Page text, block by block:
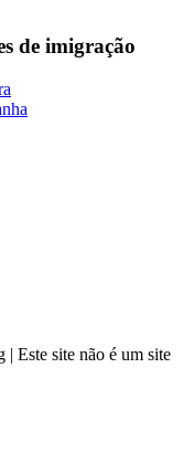
de imigração
| Este site não é um site